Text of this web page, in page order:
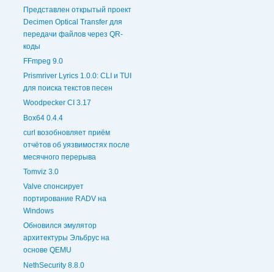
Представлен открытый проект
Decimen Optical Transfer для
передачи файлов через QR-
коды
FFmpeg 9.0
Prismriver Lyrics 1.0.0: CLI и TUI
для поиска текстов песен
Woodpecker CI 3.17
Box64 0.4.4
curl возобновляет приём
отчётов об уязвимостях после
месячного перерыва
Tomviz 3.0
Valve спонсирует
портирование RADV на
Windows
Обновился эмулятор
архитектуры Эльбрус на
основе QEMU
NethSecurity 8.8.0